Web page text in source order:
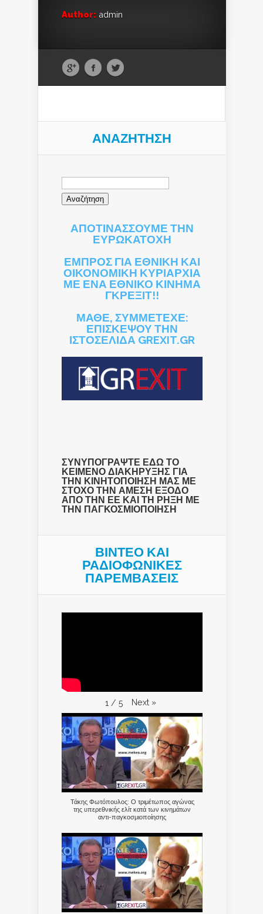
Author: admin
ΑΝΑΖΉΤΗΣΗ
Αναζήτηση
ΑΠΟΤΙΝΑΣΣΟΥΜΕ ΤΗΝ
ΕΥΡΩΚΑΤΟΧΗ
ΕΜΠΡΟΣ ΓΙΑ ΕΘΝΙΚΗ ΚΑΙ
ΟΙΚΟΝΟΜΙΚΗ ΚΥΡΙΑΡΧΙΑ
ΜΕ ΕΝΑ ΕΘΝΙΚΟ ΚΙΝΗΜΑ
ΓΚΡΕΞΙΤ!!
ΜΑΘΕ, ΣΥΜΜΕΤΕΧΕ:
ΕΠΙΣΚΕΨΟΥ ΤΗΝ
ΙΣΤΟΣΕΛΙΔΑ GREXIT.GR
ΣΥΝΥΠΟΓΡΑΨΤΕ ΕΔΩ ΤΟ
ΚΕΙΜΕΝΟ ΔΙΑΚΗΡΥΞΗΣ ΓΙΑ
ΤΗΝ ΚΙΝΗΤΟΠΟΙΗΣΗ ΜΑΣ ΜΕ
ΣΤΟΧΟ ΤΗΝ ΑΜΕΣΗ ΕΞΟΔΟ
ΑΠΟ ΤΗΝ ΕΕ ΚΑΙ ΤΗ ΡΗΞΗ ΜΕ
ΤΗΝ ΠΑΓΚΟΣΜΙΟΠΟΙΗΣΗ
ΒΙΝΤΕΟ ΚΑΙ
ΡΑΔΙΟΦΩΝΙΚΕΣ
ΠΑΡΕΜΒΑΣΕΙΣ
1 / 5 Next »
Τάκης Φωτόπουλος: Ο τριμέτωπος αγώνας
της υπερεθνικής ελίτ κατά των κινημάτων
αντι-παγκοσμιοποίησης